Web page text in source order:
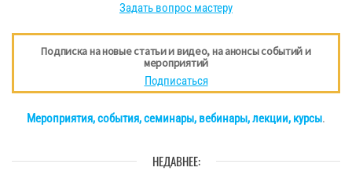
Задать вопрос мастеру
Подписка на новые статьи и видео, на анонсы событий и
мероприятий
Подписаться
Мероприятия, события, семинары, вебинары, лекции, курсы.
НЕДАВНЕЕ: